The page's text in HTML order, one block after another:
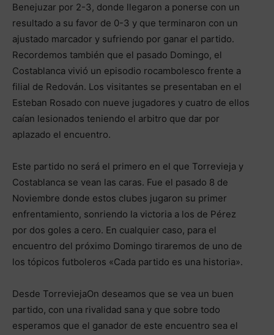
Benejuzar por 2-3, donde llegaron a ponerse con un
resultado a su favor de 0-3 y que terminaron con un
ajustado marcador y sufriendo por ganar el partido.
Recordemos también que el pasado Domingo, el
Costablanca vivió un episodio rocambolesco frente a
filial de Redován. Los visitantes se presentaban en el
Esteban Rosado con nueve jugadores y cuatro de ellos
caían lesionados teniendo el arbitro que dar por
aplazado el encuentro.
Este partido no será el primero en el que Torrevieja y
Costablanca se vean las caras. Fue el pasado 8 de
Noviembre donde estos clubes jugaron su primer
enfrentamiento, sonriendo la victoria a los de Pérez
por dos goles a cero. En cualquier caso, para el
encuentro del próximo Domingo tiraremos de uno de
los tópicos futboleros «Cada partido es una historia».
Desde TorreviejaOn deseamos que se vea un buen
partido, con una rivalidad sana y que sobre todo
esperamos que el ganador de este encuentro sea el